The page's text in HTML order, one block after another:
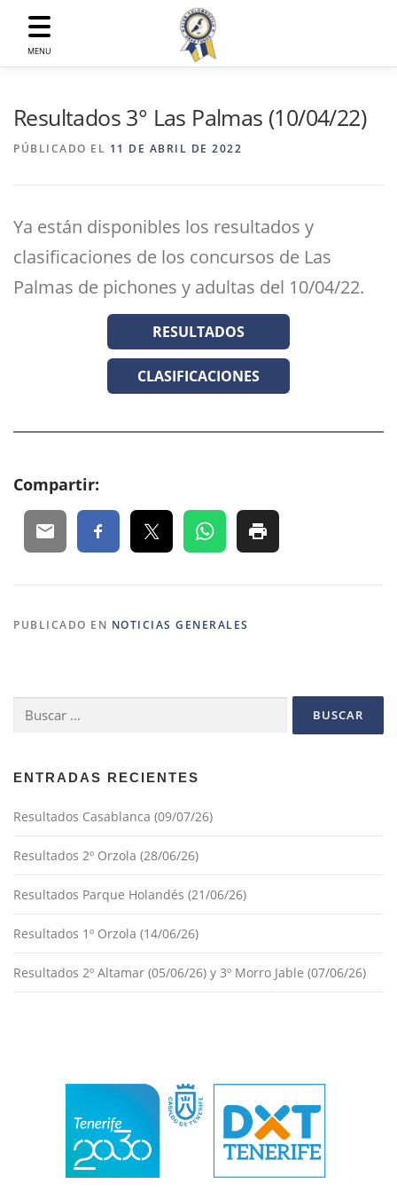
MENU
contenido
Resultados 3° Las Palmas (10/04/22)
PÚBLICADO EL 11 DE ABRIL DE 2022
Ya están disponibles los resultados y
clasificaciones de los concursos de Las
Palmas de pichones y adultas del 10/04/22.
RESULTADOS
CLASIFICACIONES
Compartir:
PUBLICADO EN NOTICIAS GENERALES
Buscar:
ENTRADAS RECIENTES
Resultados Casablanca (09/07/26)
Resultados 2º Orzola (28/06/26)
Resultados Parque Holandés (21/06/26)
Resultados 1º Orzola (14/06/26)
Resultados 2º Altamar (05/06/26) y 3º Morro Jable (07/06/26)